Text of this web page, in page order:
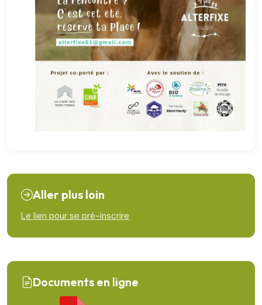
Aller plus loin
Le lien pour se pré-inscrire
Documents en ligne